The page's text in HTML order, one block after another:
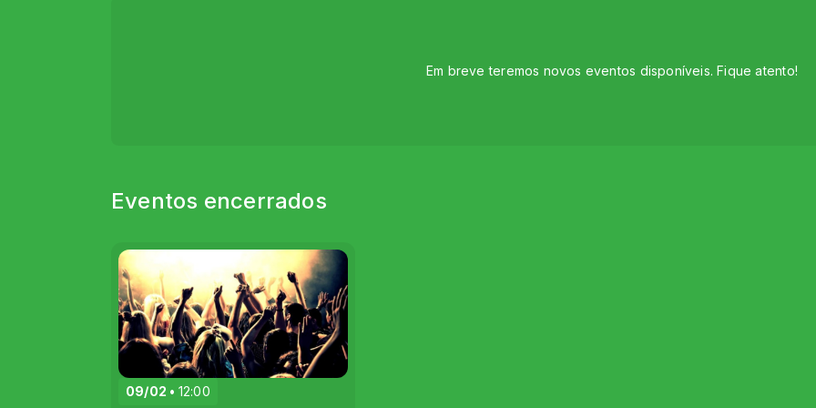
Em breve teremos novos eventos disponíveis. Fique atento!
Eventos encerrados
09/02 12:00